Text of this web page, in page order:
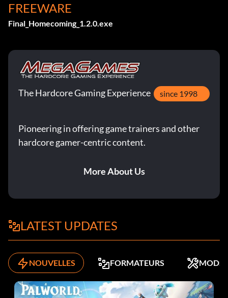
FREEWARE
Final_Homecoming_1.2.0.exe
The Hardcore Gaming Experience since 1998
Pioneering in offering game trainers and other
hardcore gamer-centric content.
More About Us
LATEST UPDATES
NOUVELLES FORMATEURS MODS